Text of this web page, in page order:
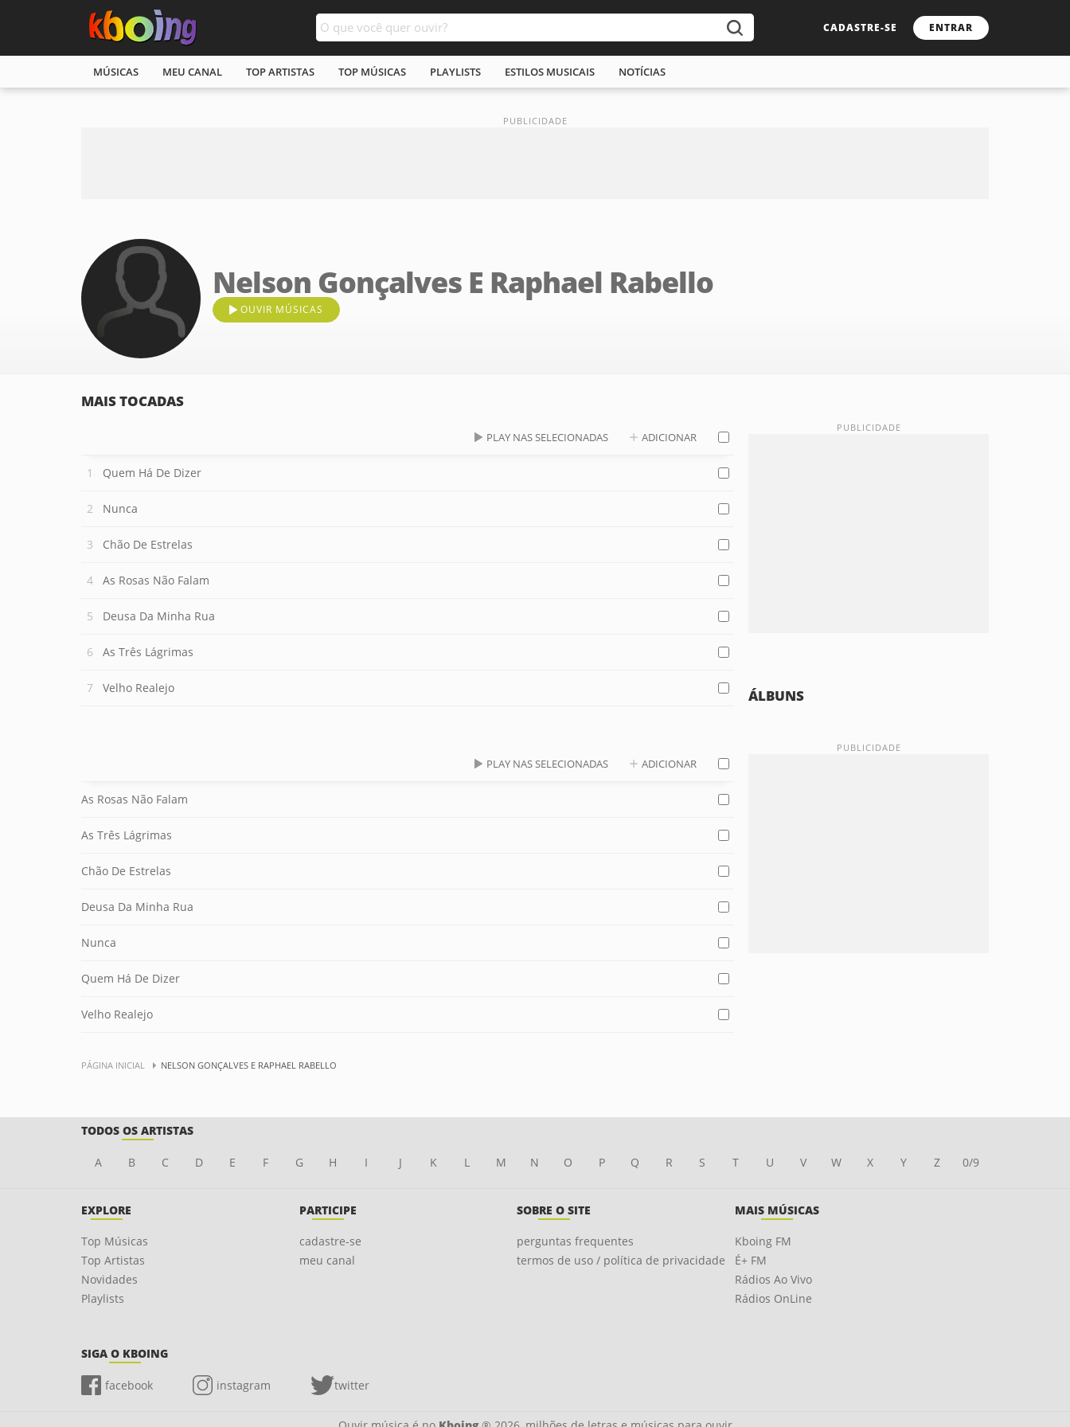
CADASTRE-SE ENTRAR
MÚSICAS MEU CANAL TOP ARTISTAS TOP MÚSICAS PLAYLISTS ESTILOS MUSICAIS NOTÍCIAS
Nelson Gonçalves E Raphael Rabello
OUVIR MÚSICAS
MAIS TOCADAS
PLAY NAS SELECIONADAS ADICIONAR
Quem Há De Dizer
Nunca
Chão De Estrelas
As Rosas Não Falam
Deusa Da Minha Rua
As Três Lágrimas
Velho Realejo
PLAY NAS SELECIONADAS ADICIONAR
As Rosas Não Falam
As Três Lágrimas
Chão De Estrelas
Deusa Da Minha Rua
Nunca
Quem Há De Dizer
Velho Realejo
ÁLBUNS
PÁGINA INICIAL NELSON GONÇALVES E RAPHAEL RABELLO
TODOS OS ARTISTAS
A B C D E F G H I J K L M N O P Q R S T U V W X Y Z 0/9
EXPLORE
Top Músicas
Top Artistas
Novidades
Playlists
PARTICIPE
cadastre-se
meu canal
SOBRE O SITE
perguntas frequentes
termos de uso / política de privacidade
MAIS MÚSICAS
Kboing FM
É+ FM
Rádios Ao Vivo
Rádios OnLine
SIGA O KBOING
facebook instagram twitter